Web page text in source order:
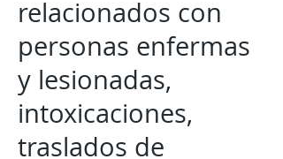
relacionados con
personas enfermas
y lesionadas,
intoxicaciones,
traslados de